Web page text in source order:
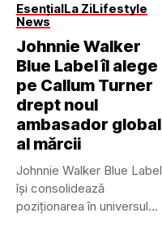
EsențialLa ZiLifestyle
News
Johnnie Walker
Blue Label îl alege
pe Callum Turner
drept noul
ambasador global
al mărcii
Johnnie Walker Blue Label
își consolidează
poziționarea în universul